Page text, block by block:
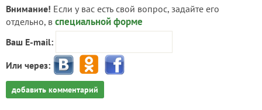
Внимание! Если у вас есть свой вопрос, задайте его
отдельно, в специальной форме
Ваш E-mail:
Или через:
добавить комментарий